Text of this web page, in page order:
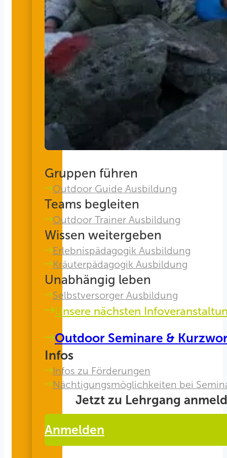
Gruppen führen
Outdoor Guide Ausbildung
Teams begleiten
Outdoor Trainer Ausbildung
Wissen weitergeben
Erlebnispädagogik Ausbildung
Kräuterpädagogik Ausbildung
Unabhängig leben
Selbstversorger Ausbildung
Unsere nächsten
Outdoor Seminare &
Infos
Infos zu Förderungen
Nächtigungsmöglichkeiten bei
Jetzt zu Lehrgang
Anmelden